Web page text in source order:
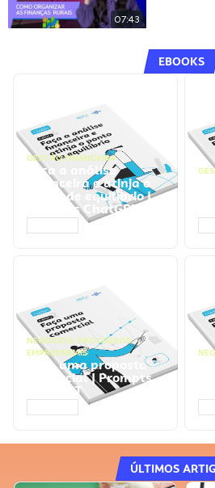
07:43
EBOOKS
GESTÃO FINANCEIRA
Faça a análise
financeira e atinja o
ponto de equilíbrio |
Prompts ChatGPT
NEGÓCIOS, PROCESSOS
EMPRESARIAIS
Faça uma proposta
comercial | Prompts
ChatGPT
ÚLTIMOS